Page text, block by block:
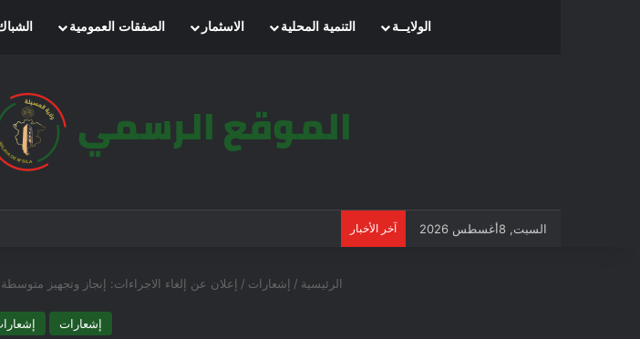
الرئيسيةالولايــة التنمية المحلية الاسثمار الصفقات العمومية
السبت, 8أغسطس 2026 آخر الأخبار
الرئيسية / إشعارات / إعلان عن إلغاء الاجراءات: إنجاز وتجهيز متوسطة نمط 200/05 وجبة مديرية التجهيزات العمومية
إشعارات